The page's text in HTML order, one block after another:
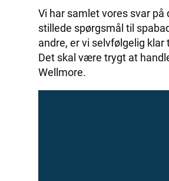
Vi har samlet vores svar på
stillede spørgsmål til
andre, er vi selvfølgelig
Det skal være trygt at
Wellmore.